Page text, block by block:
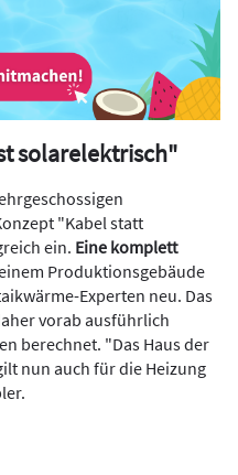
solarelektrisch"
"Kabel statt
ein. Eine komplett
Produktionsgebäude
Experten neu. Das
vorab ausführlich
berechnet. "Das Haus der
nun auch für die Heizung